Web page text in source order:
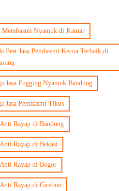
Membasmi Nyamuk di Kamar
Pest Jasa Pembasmi Kecoa Terbaik di
Jasa Fogging Nyamuk Bandung
Jasa Pembasmi Tikus
Anti Rayap di Bandung
Anti Rayap di Bekasi
Anti Rayap di Bogor
Anti Rayap di Cirebon